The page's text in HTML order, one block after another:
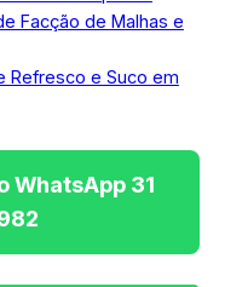
Facção de Malhas e
Refresco e Suco em
WhatsApp 31